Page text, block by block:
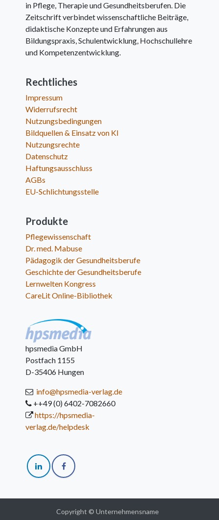
in Pflege, Therapie und Gesundheitsberufen. Die
Zeitschrift verbindet wissenschaftliche Beiträge,
didaktische Konzepte und Erfahrungen aus
Bildungspraxis, Schulentwicklung, Hochschullehre
und Kompetenzentwicklung.
Rechtliches
Impressum
Widerrufsrecht
Nutzungsbedingungen
Bildquellen & Einsatz von KI
Nutzungsrechte
Datenschutz
Haftungsausschluss
AGBs
EU-Schlichtungsstelle
Produkte
Pflegewissenschaft
Dr. med. Mabuse
Pädagogik der Gesundheitsberufe
Geschichte der Gesundheitsberufe
Lernwelten Kongress
CareLit Online-Bibliothek
hpsmedia GmbH
Postfach 1155
D-35406 Hungen
info@hpsmedia-verlag.de
++49 (0) 6402-7082660
https://hpsmedia-
verlag.de/helpdesk
Copyright © Unternehmensname